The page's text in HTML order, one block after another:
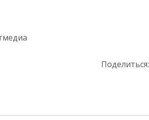
Поделиться: